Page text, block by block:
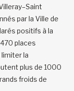
par la Ville de
positifs à la
places
la
plus de 1000
froids de